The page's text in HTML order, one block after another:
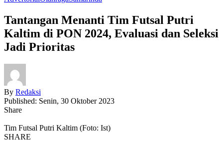
Tantangan Menanti Tim Futsal Putri
Kaltim di PON 2024, Evaluasi dan Seleksi
Jadi Prioritas
By Redaksi
Published: Senin, 30 Oktober 2023
Share
Tim Futsal Putri Kaltim (Foto: Ist)
SHARE